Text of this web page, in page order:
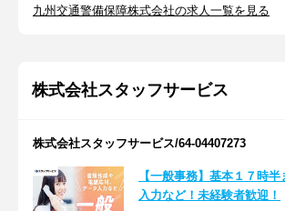
九州交通警備保障株式会社の求人一覧を見る
株式会社スタッフサービス
株式会社スタッフサービス/64-04407273
【一般事務】基本１７時
入力など！未経験者歓迎！